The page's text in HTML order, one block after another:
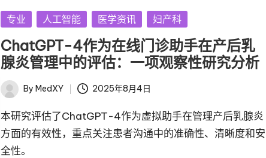
Posted
专业 人工智能 医学资讯 妇产科
ChatGPT-4作为在线门诊助手在产后乳
腺炎管理中的评估：一项观察性研究分析
Posted
by
By MedXY 2025年8月4日
本研究评估了ChatGPT-4作为虚拟助手在管理产后乳腺炎
方面的有效性，重点关注患者沟通中的准确性、清晰度和安
全性。